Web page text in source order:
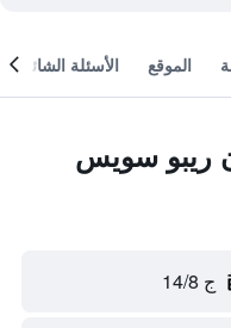
الموقع الأسئلة الشائعة
ريبو سويس
ج 14/8